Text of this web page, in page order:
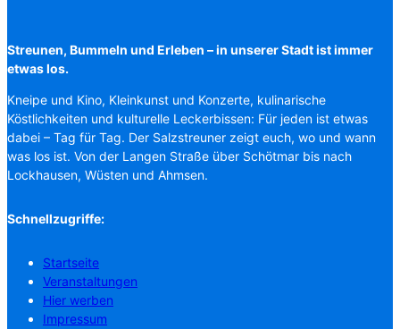
Streunen, Bummeln und Erleben – in unserer Stadt ist immer
etwas los.
Kneipe und Kino, Kleinkunst und Konzerte, kulinarische
Köstlichkeiten und kulturelle Leckerbissen: Für jeden ist etwas
dabei – Tag für Tag. Der Salzstreuner zeigt euch, wo und wann
was los ist. Von der Langen Straße über Schötmar bis nach
Lockhausen, Wüsten und Ahmsen.
Schnellzugriffe:
Startseite
Veranstaltungen
Hier werben
Impressum